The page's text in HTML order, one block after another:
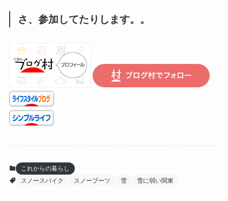
さ、参加してたりします。。
これからの暮らし
スノースパイク
スノーブーツ 雪 雪に弱い関東